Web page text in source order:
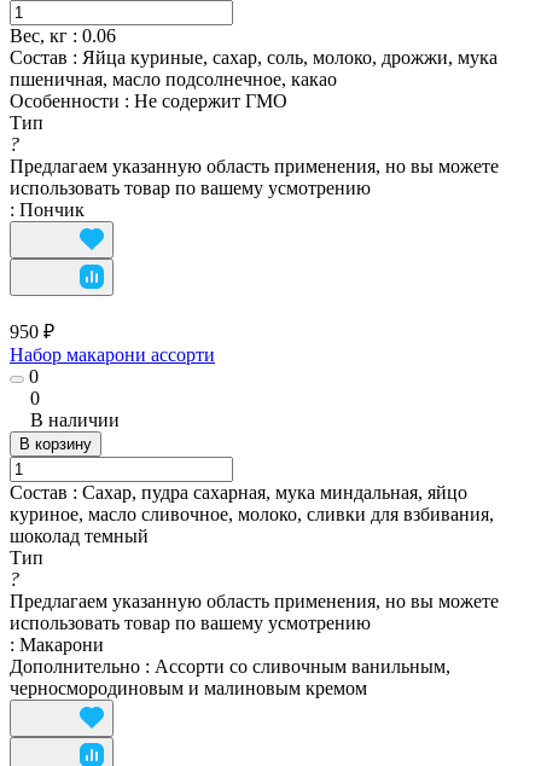
Вес, кг : 0.06
Состав : Яйца куриные, сахар, соль, молоко, дрожжи, мука
пшеничная, масло подсолнечное, какао
Особенности : Не содержит ГМО
Тип
?
Предлагаем указанную область применения, но вы можете
использовать товар по вашему усмотрению
: Пончик
950 ₽
Набор макарони ассорти
0
0
В наличии
В корзину
Состав : Сахар, пудра сахарная, мука миндальная, яйцо
куриное, масло сливочное, молоко, сливки для взбивания,
шоколад темный
Тип
?
Предлагаем указанную область применения, но вы можете
использовать товар по вашему усмотрению
: Макарони
Дополнительно : Ассорти со сливочным ванильным,
черносмородиновым и малиновым кремом